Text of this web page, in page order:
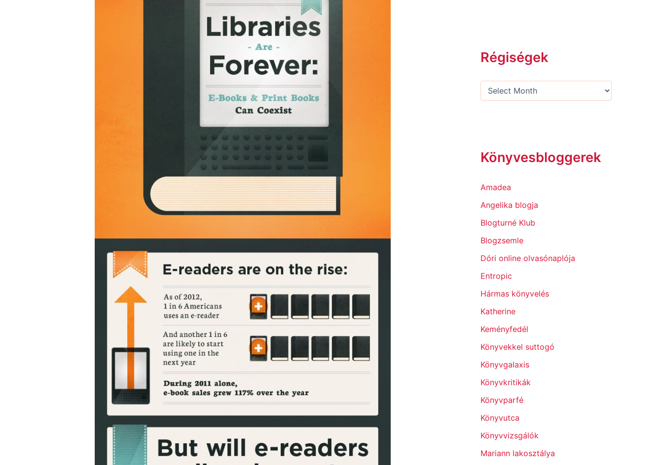
Régiségek
Könyvesbloggerek
Amadea
Angelika blogja
Blogturné Klub
Blogzsemle
Dóri online olvasónaplója
Entropic
Hármas könyvelés
Katherine
Keményfedél
Könyvekkel suttogó
Könyvgalaxis
Könyvkritikák
Könyvparfé
Könyvutca
Könyvvizsgálók
Mariann lakosztálya